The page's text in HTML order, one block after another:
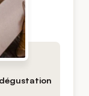
dégustation